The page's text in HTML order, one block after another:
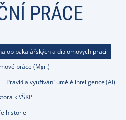
PRÁCE
bakalářských a diplomových prací
práce (Mgr.)
Pravidla využívání umělé inteligence (AI)
k VŠKP
historie